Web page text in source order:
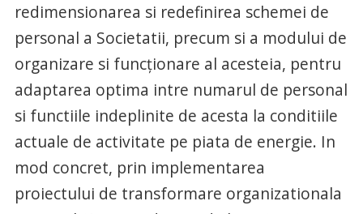
redimensionarea si redefinirea schemei de
personal a Societatii, precum si a modului de
organizare si funcționare al acesteia, pentru
adaptarea optima intre numarul de personal
si functiile indeplinite de acesta la conditiile
actuale de activitate pe piata de energie. In
mod concret, prin implementarea
proiectului de transformare organizationala